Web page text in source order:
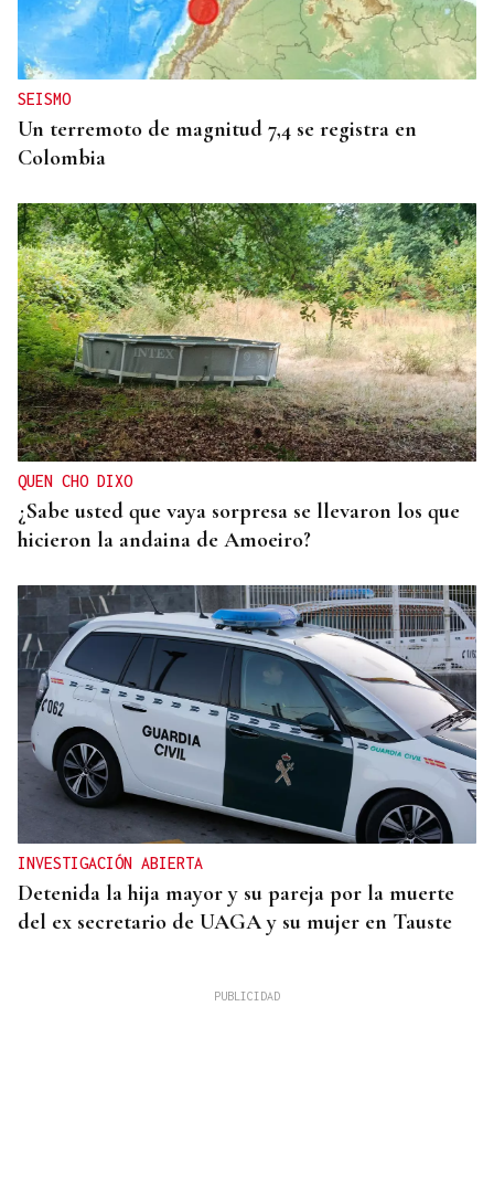
SEISMO
Un terremoto de magnitud 7,4 se registra en
Colombia
QUEN CHO DIXO
¿Sabe usted que vaya sorpresa se llevaron los que
hicieron la andaina de Amoeiro?
INVESTIGACIÓN ABIERTA
Detenida la hija mayor y su pareja por la muerte
del ex secretario de UAGA y su mujer en Tauste